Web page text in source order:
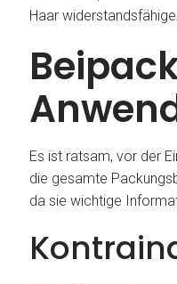
Haar
Es ist ratsam, vor der
die gesamte
da sie wichtige